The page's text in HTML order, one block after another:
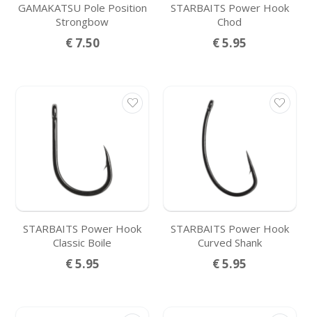
GAMAKATSU Pole Position
Strongbow
€ 7.50
STARBAITS Power Hook
Chod
€ 5.95
STARBAITS Power Hook
Classic Boile
€ 5.95
STARBAITS Power Hook
Curved Shank
€ 5.95